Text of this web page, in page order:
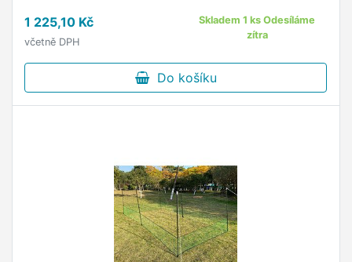
plastovou lahví …
1 225,10 Kč
včetně DPH
Skladem 1 ks Odesíláme
zítra
Do košíku